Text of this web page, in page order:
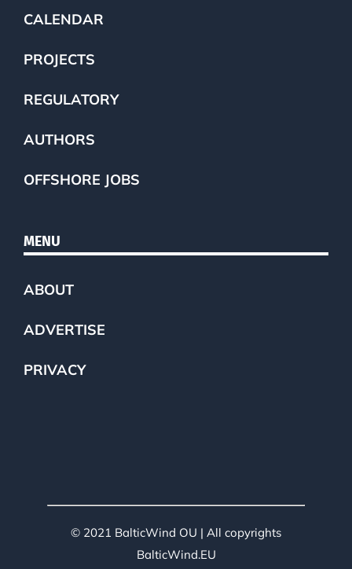
CALENDAR
PROJECTS
REGULATORY
AUTHORS
OFFSHORE JOBS
MENU
ABOUT
ADVERTISE
PRIVACY
© 2021 BalticWind OU | All copyrights
BalticWind.EU